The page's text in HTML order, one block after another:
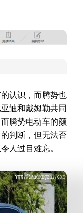
认识，而腾势也
迪和戴姆勒共同
腾势电动车的颜
判断，但无法否
人过目难忘。